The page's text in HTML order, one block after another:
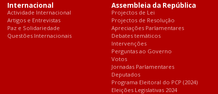
Internacional
Actividade Internacional
Artigos e Entrevistas
Paz e Solidariedade
Questões Internacionais
Assembleia da República
Projectos de Lei
Projectos de Resolução
Apreciações Parlamentares
Debates temáticos
Intervenções
Perguntas ao Governo
Votos
Jornadas Parlamentares
Deputados
Programa Eleitoral do PCP (2024)
Eleições Legislativas 2024